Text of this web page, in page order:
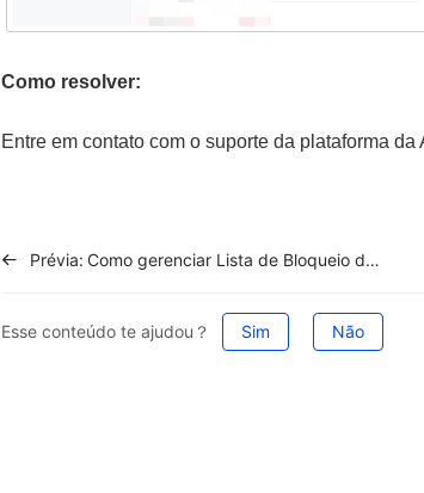
Como resolver:
Entre em contato com o suporte da plataforma
Prévia: Como gerenciar Lista de Bloqueio do UpSeller para o Mercado Livre
Esse conteúdo te ajudou？ Sim Não